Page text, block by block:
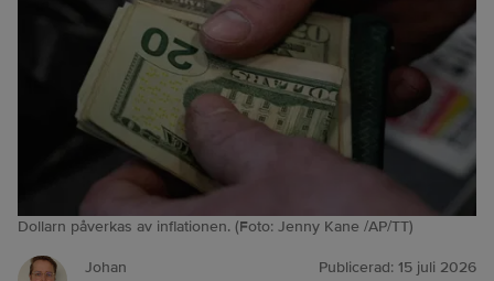
Dollarn påverkas av inflationen. (Foto: Jenny Kane /AP/TT)
Johan
Publicerad: 15 juli 2026